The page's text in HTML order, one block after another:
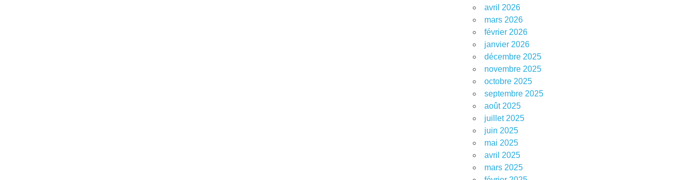
avril 2026
mars 2026
février 2026
janvier 2026
décembre 2025
novembre 2025
octobre 2025
septembre 2025
août 2025
juillet 2025
juin 2025
mai 2025
avril 2025
mars 2025